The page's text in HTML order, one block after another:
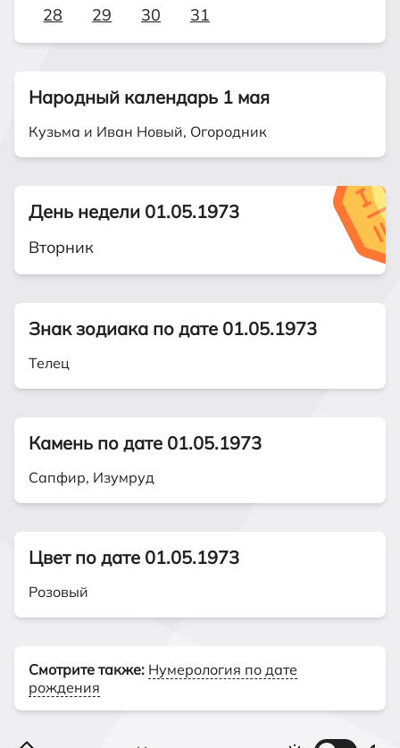
28
29 30 31
Народный календарь 1 мая
Кузьма и Иван Новый, Огородник
День недели 01.05.1973
Вторник
Знак зодиака по дате 01.05.1973
Телец
Камень по дате 01.05.1973
Сапфир, Изумруд
Цвет по дате 01.05.1973
Розовый
Смотрите также: Нумерология по дате
рождения